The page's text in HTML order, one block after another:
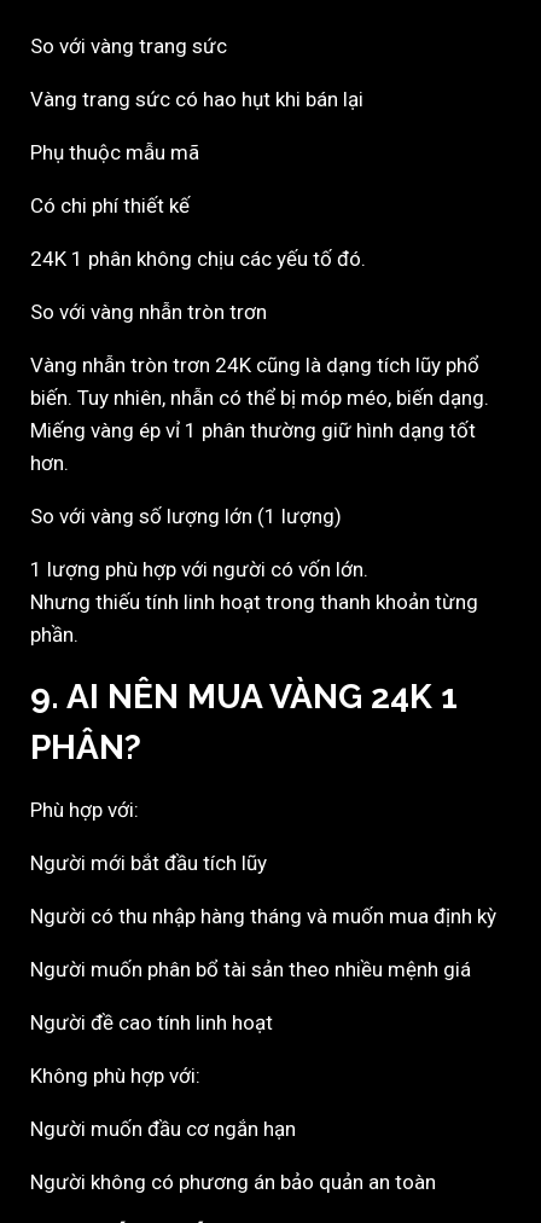
So với vàng trang sức
Vàng trang sức có hao hụt khi bán lại
Phụ thuộc mẫu mã
Có chi phí thiết kế
24K 1 phân không chịu các yếu tố đó.
So với vàng nhẫn tròn trơn
Vàng nhẫn tròn trơn 24K cũng là dạng tích lũy phổ
biến. Tuy nhiên, nhẫn có thể bị móp méo, biến dạng.
Miếng vàng ép vỉ 1 phân thường giữ hình dạng tốt
hơn.
So với vàng số lượng lớn (1 lượng)
1 lượng phù hợp với người có vốn lớn.
Nhưng thiếu tính linh hoạt trong thanh khoản từng
phần.
9. AI NÊN MUA VÀNG 24K 1
PHÂN?
Phù hợp với:
Người mới bắt đầu tích lũy
Người có thu nhập hàng tháng và muốn mua định kỳ
Người muốn phân bổ tài sản theo nhiều mệnh giá
Người đề cao tính linh hoạt
Không phù hợp với:
Người muốn đầu cơ ngắn hạn
Người không có phương án bảo quản an toàn